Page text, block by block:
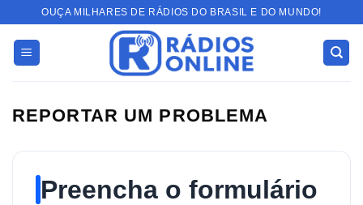
content
OUÇA MILHARES DE RÁDIOS DO BRASIL E DO MUNDO!
REPORTAR UM PROBLEMA
Preencha o formulário